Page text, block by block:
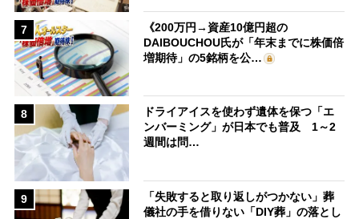
7
《200万円→資産10億円超の
DAIBOUCHOU氏が「年末までに株価倍
増期待」の5銘柄を公…
8
ドライアイスを使わず遺体を保つ「エ
ンバーミング」が日本でも普及 1～2
週間は問…
9
「失敗すると取り返しがつかない」葬
儀社の手を借りない「DIY葬」の落とし